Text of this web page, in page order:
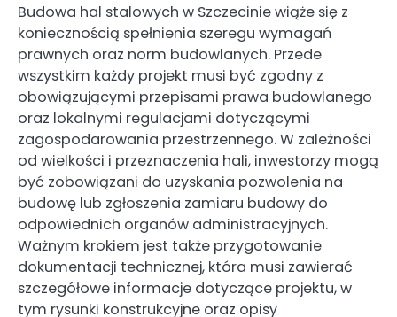
Budowa hal stalowych w Szczecinie wiąże się z
koniecznością spełnienia szeregu wymagań
prawnych oraz norm budowlanych. Przede
wszystkim każdy projekt musi być zgodny z
obowiązującymi przepisami prawa budowlanego
oraz lokalnymi regulacjami dotyczącymi
zagospodarowania przestrzennego. W zależności
od wielkości i przeznaczenia hali, inwestorzy mogą
być zobowiązani do uzyskania pozwolenia na
budowę lub zgłoszenia zamiaru budowy do
odpowiednich organów administracyjnych.
Ważnym krokiem jest także przygotowanie
dokumentacji technicznej, która musi zawierać
szczegółowe informacje dotyczące projektu, w
tym rysunki konstrukcyjne oraz opisy